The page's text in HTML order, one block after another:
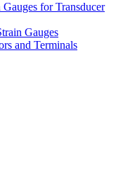
for Transducer
Gauges
and Terminals